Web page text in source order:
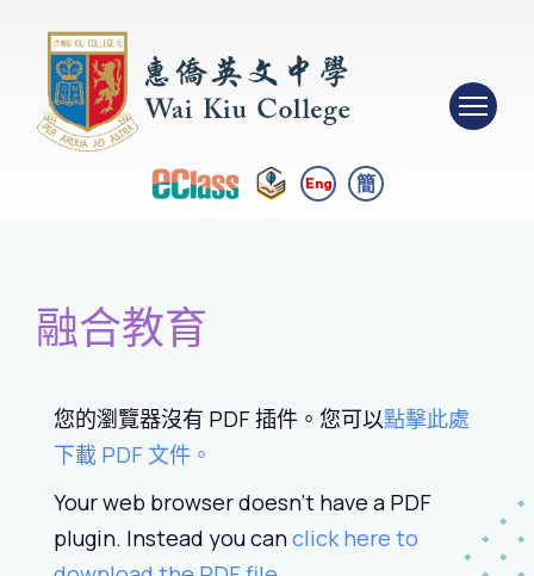
Eng 簡
融合教育
您的瀏覽器沒有 PDF 插件。您可以點擊此處
下載 PDF 文件。
Your web browser doesn't have a PDF
plugin. Instead you canclick here to